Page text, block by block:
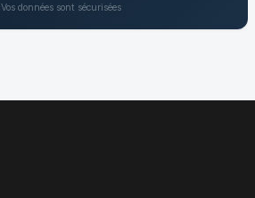
Vos données sont sécurisées